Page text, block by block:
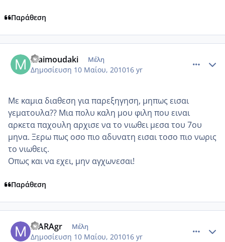
Παράθεση
Maimoudaki Μέλη
Δημοσίευση 10 Μαίου, 201016 yr
Με καμια διαθεση για παρεξηγηση, μηπως εισαι
γεματουλα?? Μια πολυ καλη μου φιλη που ειναι
αρκετα παχουλη αρχισε να το νιωθει μεσα του 7ου
μηνα. Ξερω πως οσο πιο αδυνατη εισαι τοσο πιο νωρις
το νιωθεις.
Οπως και να εχει, μην αγχωνεσαι!
Παράθεση
MARAgr Μέλη
Δημοσίευση 10 Μαίου, 201016 yr